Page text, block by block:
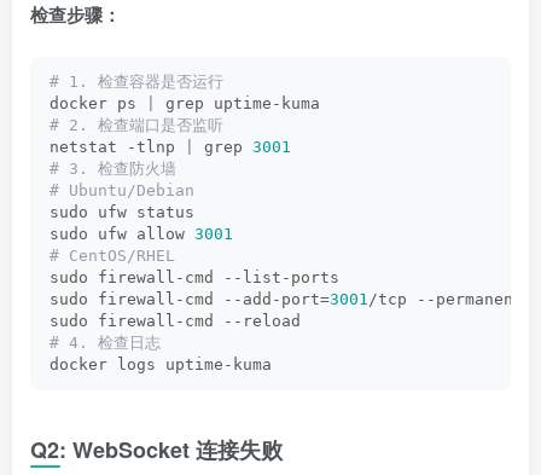
检查步骤：
# 1. 检查容器是否运行
docker ps
grep uptime-kuma
# 2. 检查端口是否监听
netstat -tlnp
grep 3001
# 3. 检查防火墙
# Ubuntu/Debian
sudo ufw status
sudo ufw allow 3001
# CentOS/RHEL
sudo firewall-cmd --list-ports
sudo firewall-cmd --add-port=3001/tcp --permanent
sudo firewall-cmd --reload
# 4. 检查日志
docker logs uptime-kuma
Q2: WebSocket 连接失败